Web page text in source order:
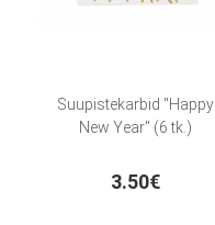
Suupistekarbid "Happy
New Year" (6 tk.)
3.50€